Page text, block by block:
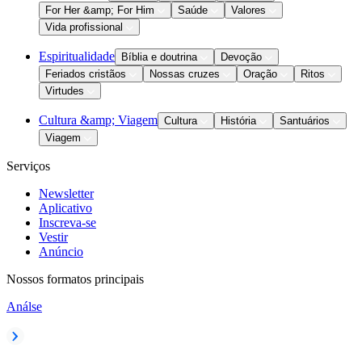
For Her &amp; For Him
Saúde
Valores
Vida profissional
Espiritualidade Bíblia e doutrina
Devoção
Feriados cristãos
Nossas cruzes Oração
Ritos
Virtudes
Cultura &amp; Viagem Cultura História
Santuários
Viagem
Serviços
Newsletter
Aplicativo
Inscreva-se
Vestir
Anúncio
Nossos formatos principais
Análse